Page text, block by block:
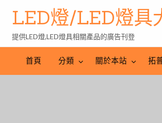
LED
批
LED
照
產
LED燈/LED燈具
提供LED燈,LED燈具相關產品的廣告刊登
首頁 分類 關於本站 拓